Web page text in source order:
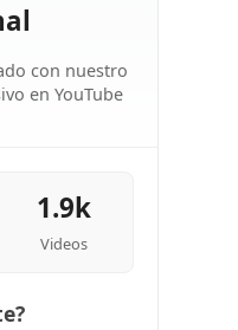
con nuestro
en YouTube
1.9k
Videos